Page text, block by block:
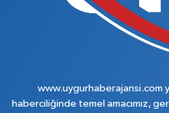
www.uygurhaberajansi.com
haberciliğinde temel amacımız,